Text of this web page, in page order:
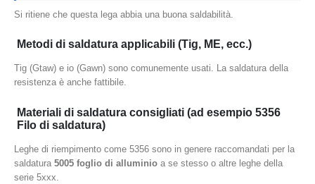
Si ritiene che questa lega abbia una buona saldabilità.
Metodi di saldatura applicabili (Tig, ME, ecc.)
Tig (Gtaw) e io (Gawn) sono comunemente usati. La saldatura della
resistenza è anche fattibile.
Materiali di saldatura consigliati (ad esempio 5356
Filo di saldatura)
Leghe di riempimento come 5356 sono in genere raccomandati per la
saldatura 5005 foglio di alluminio a se stesso o altre leghe della
serie 5xxx.